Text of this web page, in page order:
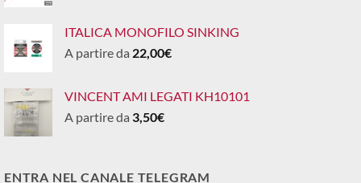
ITALICA MONOFILO SINKING
A partire da 22,00€
VINCENT AMI LEGATI KH10101
A partire da 3,50€
ENTRA NEL CANALE TELEGRAM